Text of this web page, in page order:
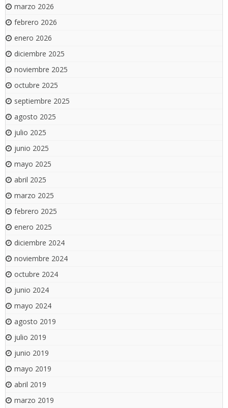
marzo 2026
febrero 2026
enero 2026
diciembre 2025
noviembre 2025
octubre 2025
septiembre 2025
agosto 2025
julio 2025
junio 2025
mayo 2025
abril 2025
marzo 2025
febrero 2025
enero 2025
diciembre 2024
noviembre 2024
octubre 2024
junio 2024
mayo 2024
agosto 2019
julio 2019
junio 2019
mayo 2019
abril 2019
marzo 2019